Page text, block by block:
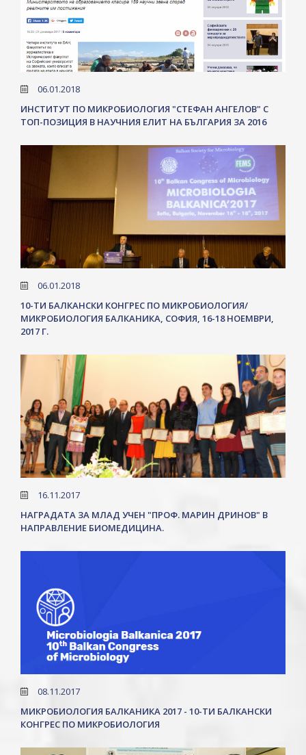
06.01.2018
ИНСТИТУТ ПО МИКРОБИОЛОГИЯ "СТЕФАН АНГЕЛОВ" С
ТОП-ПОЗИЦИЯ В НАУЧНИЯ ЕЛИТ НА БЪЛГАРИЯ ЗА 2016
06.01.2018
10-ТИ БАЛКАНСКИ КОНГРЕС ПО МИКРОБИОЛОГИЯ/
МИКРОБИОЛОГИЯ БАЛКАНИКА, СОФИЯ, 16-18 НОЕМВРИ,
2017 Г.
16.11.2017
НАГРАДАТА ЗА МЛАД УЧЕН "ПРОФ. МАРИН ДРИНОВ" В
НАПРАВЛЕНИЕ БИОМEДИЦИНА.
08.11.2017
МИКРОБИОЛОГИЯ БАЛКАНИКА 2017 - 10-ТИ БАЛКАНСКИ
КОНГРЕС ПО МИКРОБИОЛОГИЯ